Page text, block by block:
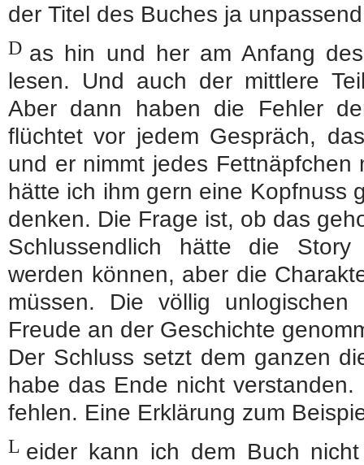
der Titel des Buches ja
D as hin und her am Anfang
lesen. Und auch der mittlere
Aber dann haben die Fehler
flüchtet vor jedem Gespräch,
und er nimmt jedes Fettnäpfchen
hätte ich ihm gern eine Kopfnuss
denken. Die Frage ist, ob das
Schlussendlich hätte die
werden können, aber die
müssen. Die völlig
Freude an der Geschichte
Der Schluss setzt dem ganzen
habe das Ende nicht
fehlen. Eine Erklärung zum
L eider kann ich dem Buch